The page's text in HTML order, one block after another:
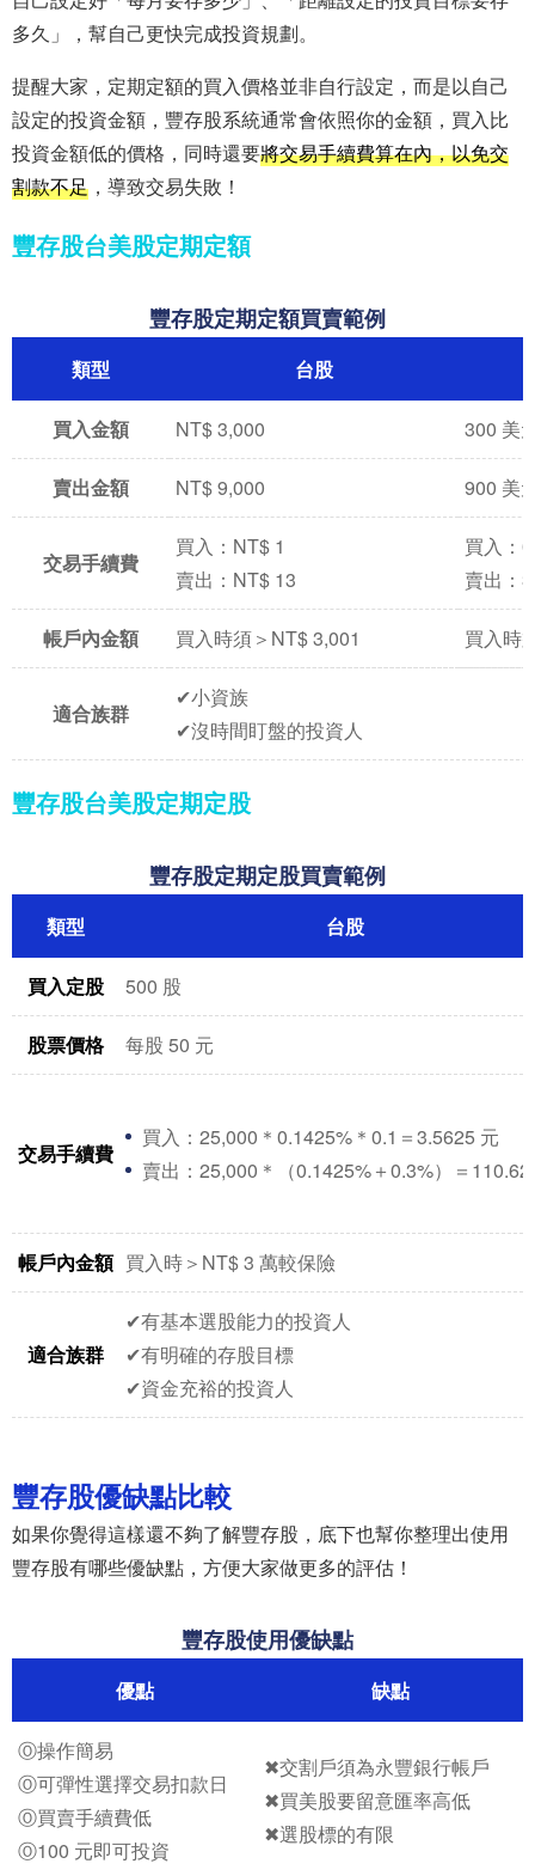
多久」，幫自己更快完成投資規劃。
提醒大家，定期定額的買入價格並非自行設定，而是以自己
設定的投資金額，豐存股系統通常會依照你的金額，買入比
投資金額低的價格，同時還要將交易手續費算在內，以免交
割款不足 ，導致交易失敗！
豐存股台美股定期定額
豐存股定期定額買賣範例
類型 台股
買入金額 NT$ 3,000 300 美
賣出金額 NT$ 9,000 900 美
交易手續費
買入：NT$ 1
賣出：NT$ 13
買入：
賣出：
帳戶內金額 買入時須＞NT$ 3,001 買入時
適合族群
✔小資族
✔沒時間盯盤的投資人
豐存股台美股定期定股
豐存股定期定股買賣範例
類型 台股
買入定股 500 股
股票價格 每股 50 元
交易手續費
買入：25,000＊0.1425%＊0.1＝3.5625 元
賣出：25,000＊（0.1425%＋0.3%）＝
帳戶內金額 買入時＞NT$ 3 萬較保險
適合族群
✔有基本選股能力的投資人
✔有明確的存股目標
✔資金充裕的投資人
豐存股優缺點比較
如果你覺得這樣還不夠了解豐存股，底下也幫你整理出使用
豐存股有哪些優缺點，方便大家做更多的評估！
豐存股使用優缺點
優點 缺點
Ⓞ操作簡易
Ⓞ可彈性選擇交易扣款日
Ⓞ買賣手續費低
Ⓞ100 元即可投資
✖交割戶須為永豐銀行帳戶
✖買美股要留意匯率高低
✖選股標的有限